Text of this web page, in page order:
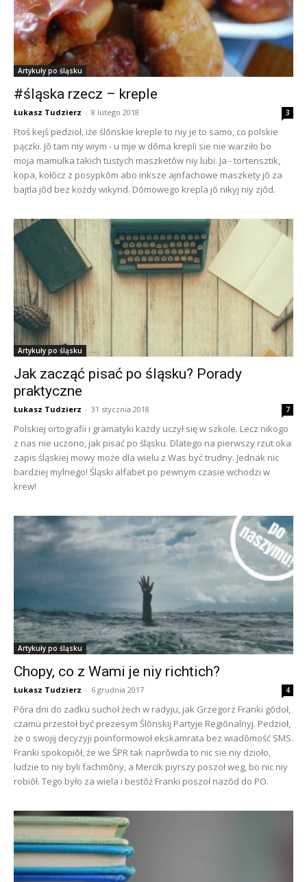
Artykuły po śląsku
#śląska rzecz – kreple
Łukasz Tudzierz - 8 lutego 2018 3
Ftoś kejś pedzioł, iże ślōnskie kreple to niy je to samo, co polskie
pączki. Jŏ tam niy wiym - u mje w dōma krepli sie nie warziło bo
moja mamulka takich tustych maszketōw niy lubi. Ja - tortensztik,
kopa, kołŏcz z posypkōm abo inksze ajnfachowe maszkety jŏ za
bajtla jŏd bez kożdy wikynd. Dōmowego krepla jŏ nikyj niy zjŏd.
Artykuły po śląsku
Jak zacząć pisać po śląsku? Porady
praktyczne
Łukasz Tudzierz - 31 stycznia 2018 7
Polskiej ortografii i gramatyki każdy uczył się w szkole. Lecz nikogo
z nas nie uczono, jak pisać po śląsku. Dlatego na pierwszy rzut oka
zapis śląskiej mowy może dla wielu z Was być trudny. Jednak nic
bardziej mylnego! Śląski alfabet po pewnym czasie wchodzi w
krew!
Artykuły po śląsku
Chopy, co z Wami je niy richtich?
Łukasz Tudzierz - 6 grudnia 2017 4
Pŏra dni do zadku suchoł żech w radyju, jak Grzegorz Franki gŏdoł,
czamu przestoł być prezesym Ślōnskij Partyje Regiōnalnyj. Pedzioł,
że o swojij decyzyji poinformowoł ekskamrata bez wiadōmość SMS.
Franki spokopiōł, że we ŚPR tak naprŏwda to nic sie niy dzioło,
ludzie to niy byli fachmōny, a Mercik piyrszy poszoł weg, bo nic niy
robiōł. Tego było za wiela i bestōż Franki poszoł nazŏd do PO.